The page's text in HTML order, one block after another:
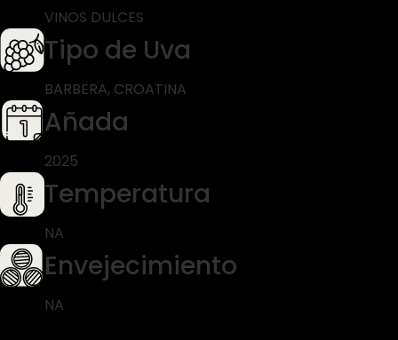
VINOS DULCES
Tipo de Uva
BARBERA, CROATINA
Añada
2025
Temperatura
NA
Envejecimiento
NA